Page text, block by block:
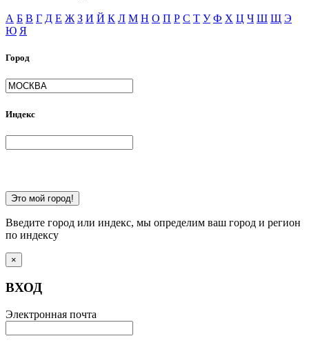
А Б В Г Д Е Ж З И Й К Л М Н О П Р С Т У Ф Х Ц Ч Ш Щ Э
Ю Я
Город
Индекс
Это мой город!
Введите город или индекс, мы определим ваш город и регион
по индексу
×
ВХОД
Электронная почта